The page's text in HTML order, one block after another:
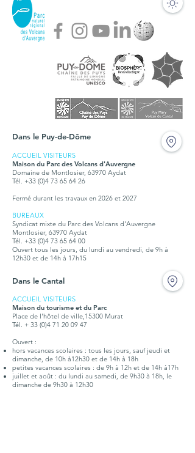
Dans le Puy-de-Dôme
ACCUEIL VISITEURS
Maison du Parc des Volcans d'Auvergne
Domaine de Montlosier, 63970 Aydat
Tél. +33 (0)4 73 65 64 26
Fermé durant les travaux en 2026 et 2027
BUREAUX
Syndicat mixte du Parc des Volcans d'Auvergne
Montlosier, 63970 Aydat
Tél. +33 (0)4 73 65 64 00
Ouvert tous les jours, du lundi au vendredi, de 9h à
12h30 et de 14h à 17h15
Dans le Cantal
ACCUEIL VISITEURS
Maison du tourisme et du Parc
Place de l'hôtel de ville,15300 Murat
Tél. + 33 (0)4 71 20 09 47
Ouvert :
hors vacances scolaires : tous les jours, sauf jeudi et
dimanche, de 10h à12h30 et de 14h à 18h
petites vacances scolaires : de 9h à 12h et de 14h à17h
juillet et août : du lundi au samedi, de 9h30 à 18h, le
dimanche de 9h30 à 12h30